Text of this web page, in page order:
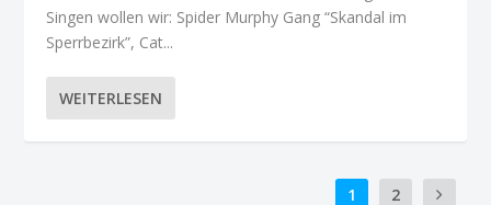
Singen wollen wir: Spider Murphy Gang “Skandal im
Sperrbezirk”, Cat...
WEITERLESEN
1 2